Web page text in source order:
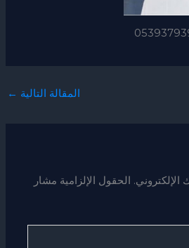
المقالة التالية ←
الإلكتروني. الحقول الإلزامية مشار